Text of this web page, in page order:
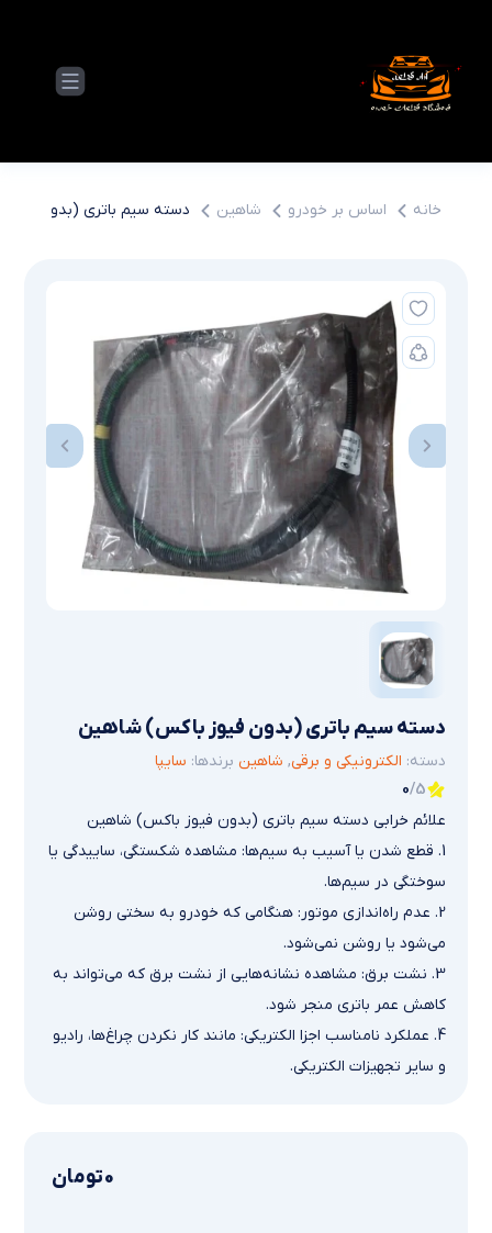
خانه اساس بر خودرو شاهین دسته سيم باتري (بدون
دسته سيم باتري (بدون فيوز باكس) شاهین
دسته: الکترونیکی و برقی, شاهین برندها: سایپا
0/5
علائم خرابی دسته سيم باتري (بدون فيوز باكس) شاهین
1. قطع شدن یا آسیب به سیم‌ها: مشاهده شکستگی، ساییدگی یا
سوختگی در سیم‌ها.
2. عدم راه‌اندازی موتور: هنگامی که خودرو به سختی روشن
می‌شود یا روشن نمی‌شود.
3. نشت برق: مشاهده نشانه‌هایی از نشت برق که می‌تواند به
کاهش عمر باتری منجر شود.
4. عملکرد نامناسب اجزا الکتریکی: مانند کار نکردن چراغ‌ها، رادیو
و سایر تجهیزات الکتریکی.
0تومان